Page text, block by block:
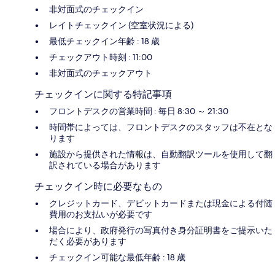
非対面式のチェックイン
レイトチェックイン (空室状況による)
最低チェックイン年齢 : 18 歳
チェックアウト時刻 : 11:00
非対面式のチェックアウト
チェックインに関する特記事項
フロントデスクの営業時間 : 毎日 8:30 ～ 21:30
時間帯によっては、フロントデスクのスタッフは不在とな
ります
施設から提供された情報は、自動翻訳ツールを使用して翻
訳されている場合があります
チェックイン時に必要なもの
クレジットカード、デビットカードまたは現金による付随
費用のお支払いが必要です
場合により、政府発行の写真付き身分証明書をご提示いた
だく必要があります
チェックイン可能な最低年齢 : 18 歳